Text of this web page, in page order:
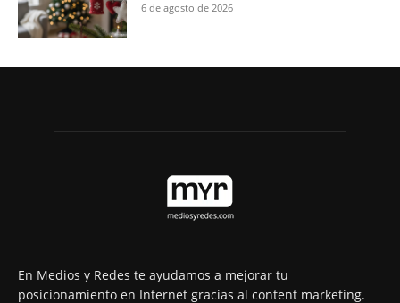
6 de agosto de 2026
En Medios y Redes te ayudamos a mejorar tu
posicionamiento en Internet gracias al content marketing.